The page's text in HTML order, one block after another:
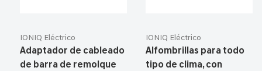
IONIQ Eléctrico
Adaptador de cableado
de barra de remolque
IONIQ Eléctrico
Alfombrillas para todo
tipo de clima, con